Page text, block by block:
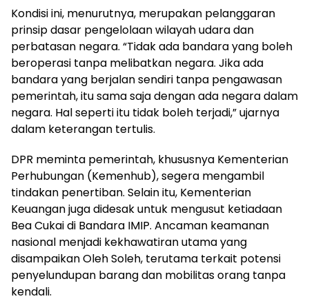
Kondisi ini, menurutnya, merupakan pelanggaran
prinsip dasar pengelolaan wilayah udara dan
perbatasan negara. “Tidak ada bandara yang boleh
beroperasi tanpa melibatkan negara. Jika ada
bandara yang berjalan sendiri tanpa pengawasan
pemerintah, itu sama saja dengan ada negara dalam
negara. Hal seperti itu tidak boleh terjadi,” ujarnya
dalam keterangan tertulis.
DPR meminta pemerintah, khususnya Kementerian
Perhubungan (Kemenhub), segera mengambil
tindakan penertiban. Selain itu, Kementerian
Keuangan juga didesak untuk mengusut ketiadaan
Bea Cukai di Bandara IMIP. Ancaman keamanan
nasional menjadi kekhawatiran utama yang
disampaikan Oleh Soleh, terutama terkait potensi
penyelundupan barang dan mobilitas orang tanpa
kendali.